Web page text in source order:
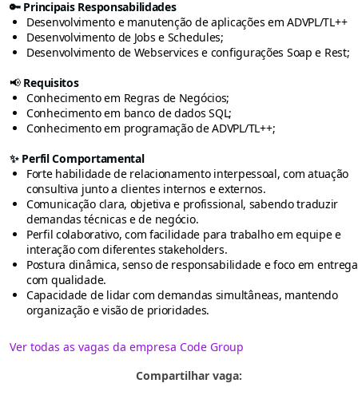
🔑 Principais Responsabilidades
Desenvolvimento e manutenção de aplicações em ADVPL/TL++
Desenvolvimento de Jobs e Schedules;
Desenvolvimento de Webservices e configurações Soap e Rest;
📢 Requisitos
Conhecimento em Regras de Negócios;
Conhecimento em banco de dados SQL;
Conhecimento em programação de ADVPL/TL++;
✨ Perfil Comportamental
Forte habilidade de relacionamento interpessoal, com atuação
consultiva junto a clientes internos e externos.
Comunicação clara, objetiva e profissional, sabendo traduzir
demandas técnicas e de negócio.
Perfil colaborativo, com facilidade para trabalho em equipe e
interação com diferentes stakeholders.
Postura dinâmica, senso de responsabilidade e foco em entrega
com qualidade.
Capacidade de lidar com demandas simultâneas, mantendo
organização e visão de prioridades.
Ver todas as vagas da empresa Code Group
Compartilhar vaga: